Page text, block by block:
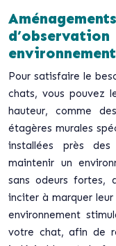
Pour satisfaire le
chats, vous pouvez
hauteur, comme
étagères murales
installées près
maintenir un
sans odeurs fortes,
inciter à marquer
environnement
votre chat, afin de